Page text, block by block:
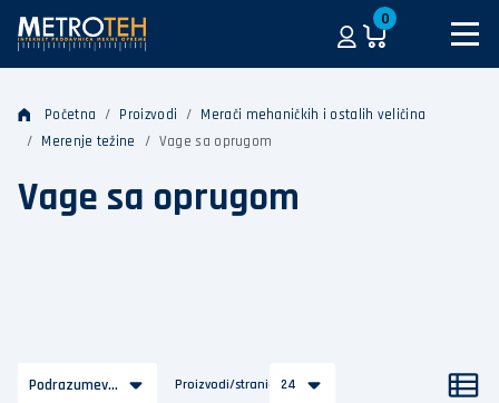
0
Početna Proizvodi
Merači mehaničkih i ostalih veličina
Merenje težine
Vage sa oprugom
Vage sa oprugom
Podrazumevano Proizvodi/stranica24